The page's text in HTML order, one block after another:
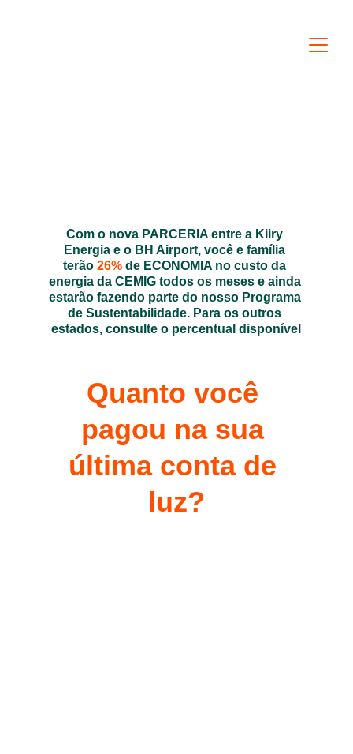
Quanto você
pagou na sua
última conta de
luz?
Com o nova PARCERIA entre a Kiiry
Energia e o BH Airport, você e família
terão 26% de ECONOMIA no custo da
energia da CEMIG todos os meses e ainda
estarão fazendo parte do nosso Programa
de Sustentabilidade. Para os outros
estados, consulte o percentual disponível